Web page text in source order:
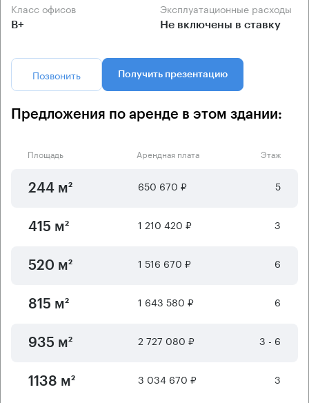
Класс офисов
B+
Эксплуатационные расходы
Не включены в ставку
Позвонить Получить презентацию
Предложения по аренде в этом здании:
Площадь Арендная плата Этаж
244 м² 650 670 ₽ 5
415 м² 1 210 420 ₽ 3
520 м² 1 516 670 ₽ 6
815 м² 1 643 580 ₽ 6
935 м² 2 727 080 ₽ 3 - 6
1138 м² 3 034 670 ₽ 3